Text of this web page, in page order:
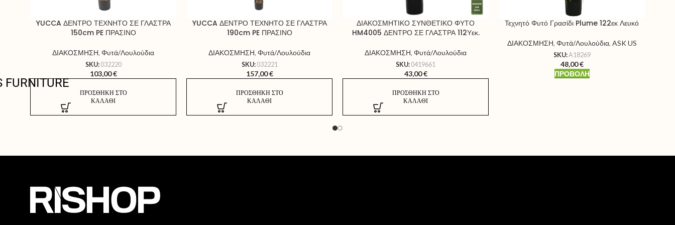
FURNITURE
YUCCA ΔΕΝΤΡΟ ΤΕΧΝΗΤΟ ΣΕ ΓΛΑΣΤΡΑ
150cm PE ΠΡΑΣΙΝΟ
ΔΙΑΚΟΣΜΗΣΗ, Φυτά/Λουλούδια
SKU: 032220
103,00€
ΠΡΟΣΘΉΚΗ ΣΤΟ
ΚΑΛΆΘΙ
YUCCA ΔΕΝΤΡΟ ΤΕΧΝΗΤΟ ΣΕ ΓΛΑΣΤΡΑ
190cm PE ΠΡΑΣΙΝΟ
ΔΙΑΚΟΣΜΗΣΗ, Φυτά/Λουλούδια
SKU: 032221
157,00€
ΠΡΟΣΘΉΚΗ ΣΤΟ
ΚΑΛΆΘΙ
ΔΙΑΚΟΣΜΗΤΙΚΟ ΣΥΝΘΕΤΙΚΟ ΦΥΤΟ
HM4005 ΔΕΝΤΡΟ ΣΕ ΓΛΑΣΤΡΑ 112Υεκ.
ΔΙΑΚΟΣΜΗΣΗ, Φυτά/Λουλούδια
SKU: 0419661
43,00€
ΠΡΟΣΘΉΚΗ ΣΤΟ
ΚΑΛΆΘΙ
Τεχνητό Φυτό Γρασίδι Plume 122εκ Λευκό
ΔΙΑΚΟΣΜΗΣΗ, Φυτά/Λουλούδια, ASK US
SKU:A18269
48,00€
ΠΡΟΒΟΛΉ